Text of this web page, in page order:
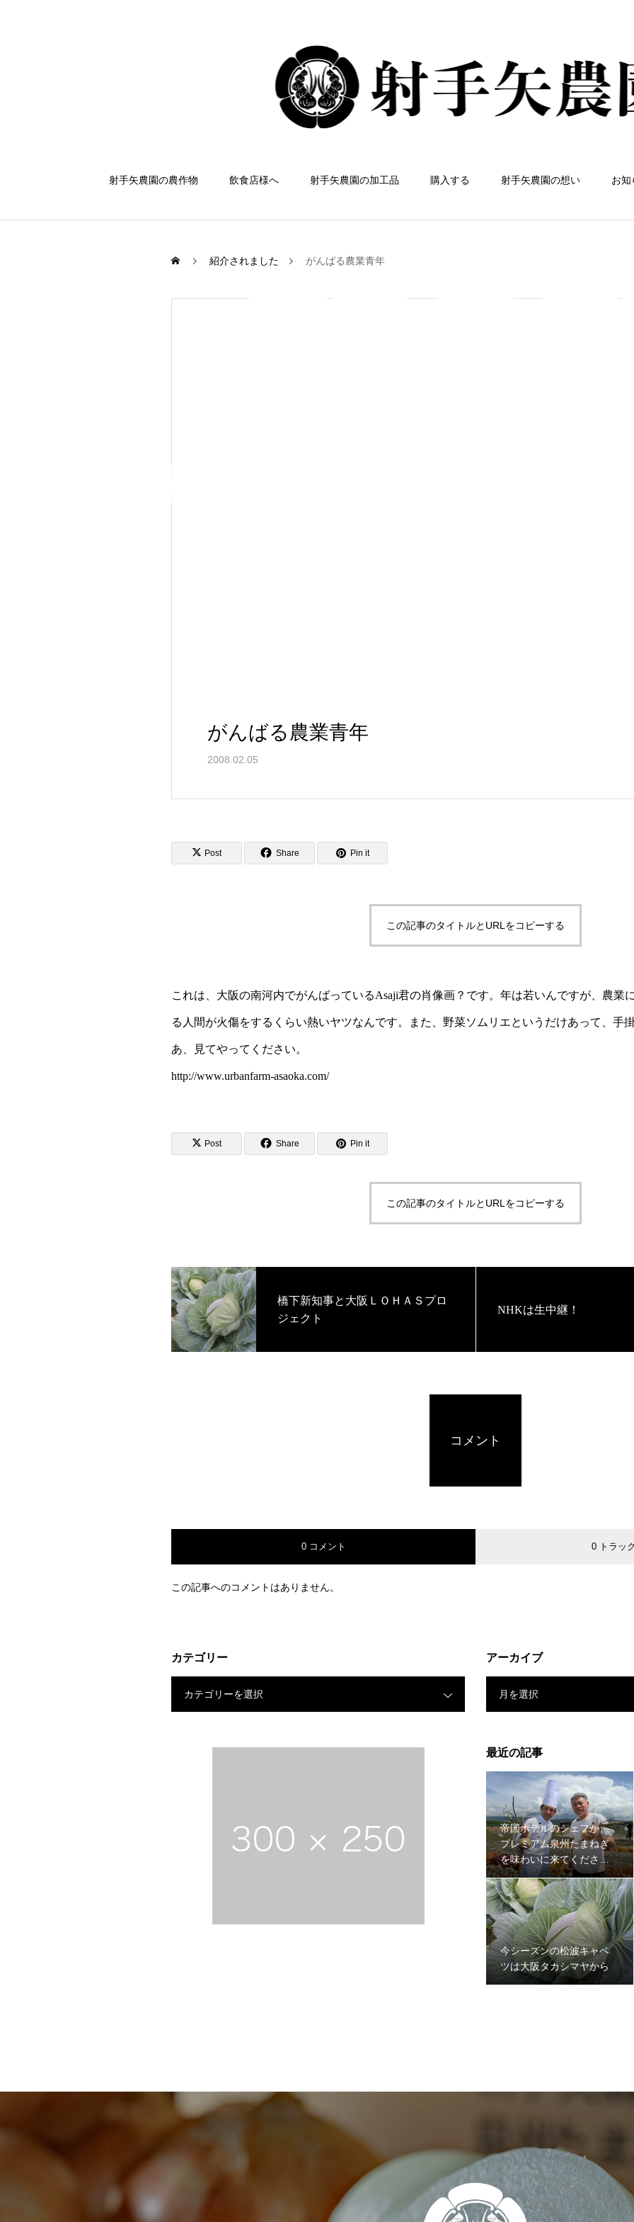
射手矢農園の農作物 飲食店様へ 射手矢農園の加工品 購入する 射手矢農園の想い お知
紹介されました がんばる農業青年
がんばる農業青年
2008.02.05
Post Share Pin it
この記事のタイトルとURLをコピーする
これは、大阪の南河内でがんばっているAsaji君の肖像画？です。年は若いんですが、農業
る人間が火傷をするくらい熱いヤツなんです。また、野菜ソムリエというだけあって、手
あ、見てやってください。
http://www.urbanfarm-asaoka.com/
Post Share Pin it
この記事のタイトルとURLをコピーする
橋下新知事と大阪ＬＯＨＡＳプロ
ジェクト
NHKは生中継！
コメント
0 コメント 0 トラッ
この記事へのコメントはありません。
カテゴリー
カテゴリーを選択
アーカイブ
月を選択
最近の記事
帝国ホテルのシェフが、
プレミアム泉州たまねぎ
を味わいに来てください
ました。
今シーズンの松波キャベ
ツは大阪タカシマヤから